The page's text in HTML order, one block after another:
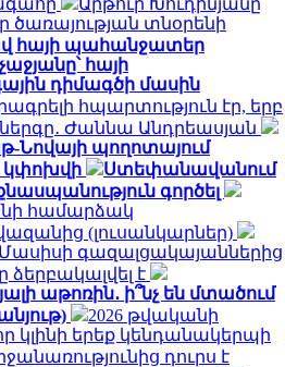
ծառայության տնօրենի
հայի պահանջատեր
հայի
դիմագծի մասին
հպարտություն էր, երբ
Ժաննա Անդրեասյան
Նովայի պողոտայում
կփոխվի
Ստեփանավանում
գործել
համարձակ
(լուսանկարներ)
գազալցակայաններից
ձերբակալվել է
աթոռին․ ի՞նչ են մտածում
2026 թվականի
կլինի երեք կենդանակերպի
դուրս է